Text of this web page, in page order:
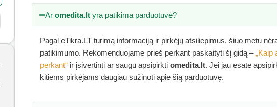
Aromedita.lt yra patikima parduotuvė?
Pagal eTikra.LT turimą informaciją ir pirkėjų atsiliepimus, šiuo metu
patikimumo. Rekomenduojame prieš perkant paskaityti šį gidą –„Kaip
perkant“ ir įsivertinti ar saugu apsipirkti omedita.lt. Jei jau esate
kitiems pirkėjams daugiau sužinoti apie šią parduotuvę.